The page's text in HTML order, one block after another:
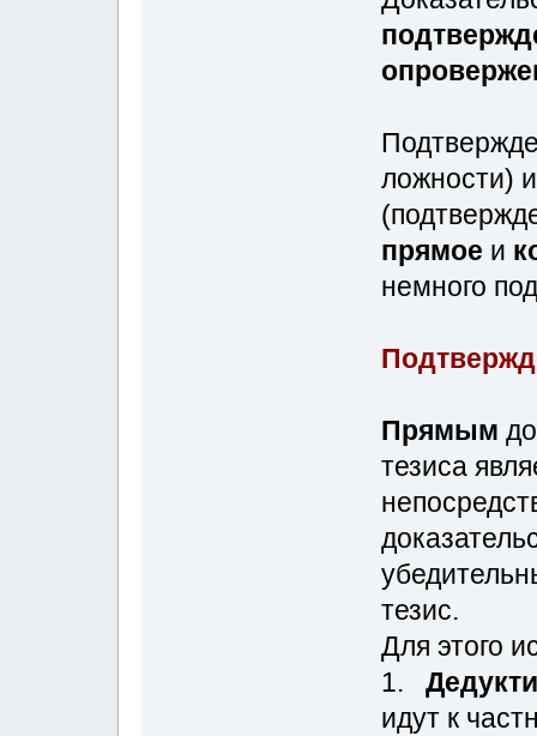
ложности)
прямое и
немного
Прямым
тезиса
тезис.
Для этого
1.
идут к